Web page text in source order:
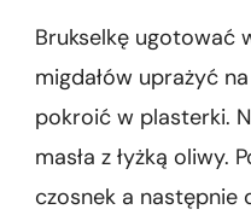
Brukselkę ugotować
migdałów uprażyć
pokroić w plasterki.
masła z łyżką oliwy.
czosnek a następnie